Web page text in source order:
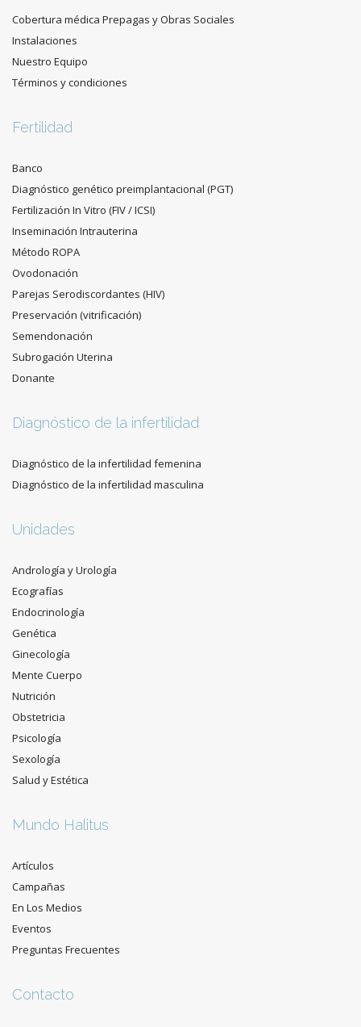
Cobertura médica Prepagas y Obras Sociales
Instalaciones
Nuestro Equipo
Términos y condiciones
Fertilidad
Banco
Diagnóstico genético preimplantacional (PGT)
Fertilización In Vitro (FIV / ICSI)
Inseminación Intrauterina
Método ROPA
Ovodonación
Parejas Serodiscordantes (HIV)
Preservación (vitrificación)
Semendonación
Subrogación Uterina
Donante
Diagnóstico de la infertilidad
Diagnóstico de la infertilidad femenina
Diagnóstico de la infertilidad masculina
Unidades
Andrología y Urología
Ecografías
Endocrinología
Genética
Ginecología
Mente Cuerpo
Nutrición
Obstetricia
Psicología
Sexología
Salud y Estética
Mundo Halitus
Artículos
Campañas
En Los Medios
Eventos
Preguntas Frecuentes
Contacto